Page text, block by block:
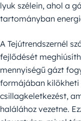
lyuk szélein, ahol a
tartományban
A Tejútrendszernél
fejlődését
mennyiségű gázt
formájában kilökheti
csillagkeletkezést,
halálához vezetne.